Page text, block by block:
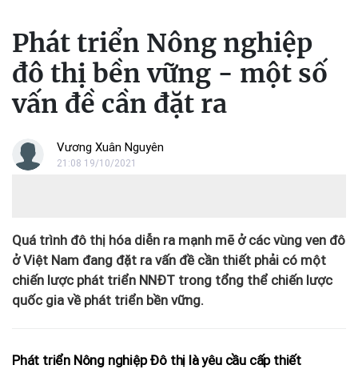
Phát triển Nông nghiệp
đô thị bền vững - một số
vấn đề cần đặt ra
Vương Xuân Nguyên
21:08 19/10/2021
Quá trình đô thị hóa diễn ra mạnh mẽ ở các vùng ven đô
ở Việt Nam đang đặt ra vấn đề cần thiết phải có một
chiến lược phát triển NNĐT trong tổng thể chiến lược
quốc gia về phát triển bền vững.
Phát triển Nông nghiệp Đô thị là yêu cầu cấp thiết